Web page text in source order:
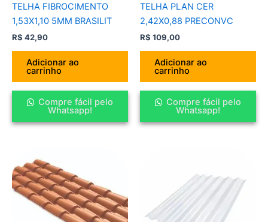
TELHA FIBROCIMENTO
1,53X1,10 5MM BRASILIT
R$ 42,90
Adicionar ao
carrinho
Compre fácil pelo
Whatsapp!
TELHA PLAN CER
2,42X0,88 PRECONVC
R$ 109,00
Adicionar ao
carrinho
Compre fácil pelo
Whatsapp!